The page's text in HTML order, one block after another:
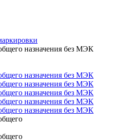
назначения без МЭК